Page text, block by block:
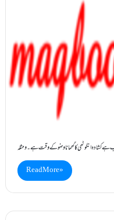
Read More »